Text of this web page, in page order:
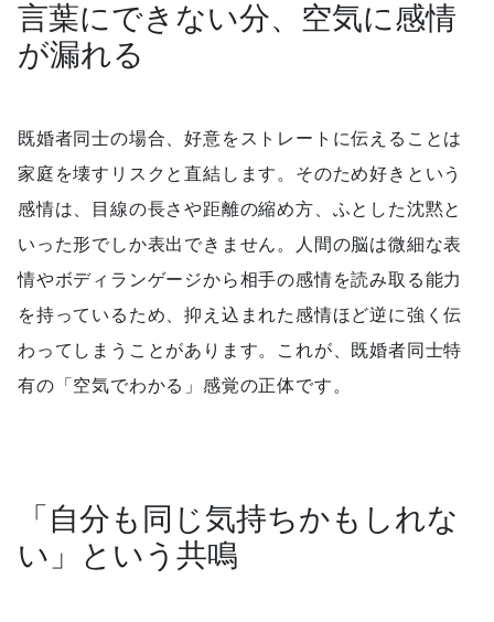
言葉にできない分、空気に感情
が漏れる
既婚者同士の場合、好意をストレートに伝えることは
家庭を壊すリスクと直結します。そのため好きという
感情は、目線の長さや距離の縮め方、ふとした沈黙と
いった形でしか表出できません。人間の脳は微細な表
情やボディランゲージから相手の感情を読み取る能力
を持っているため、抑え込まれた感情ほど逆に強く伝
わってしまうことがあります。これが、既婚者同士特
有の「空気でわかる」感覚の正体です。
「自分も同じ気持ちかもしれな
い」という共鳴